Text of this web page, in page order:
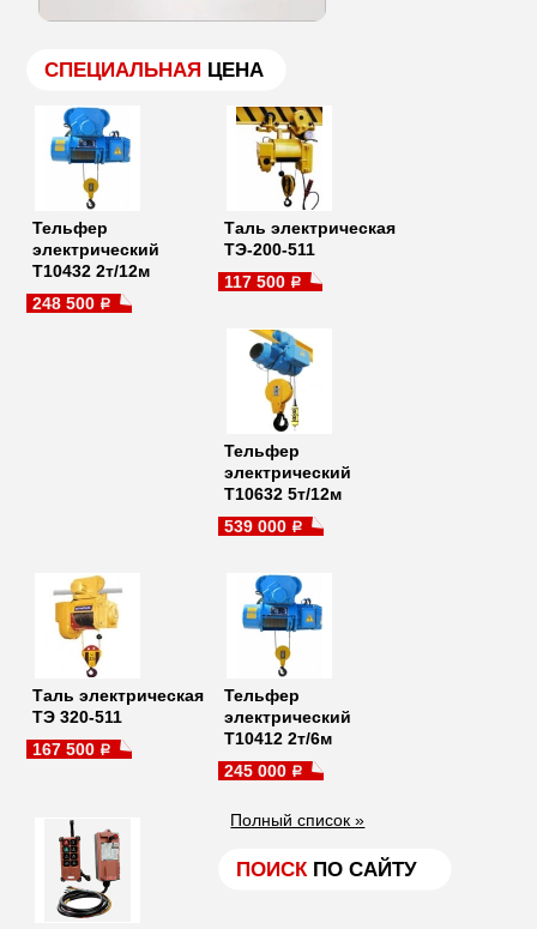
СПЕЦИАЛЬНАЯ ЦЕНА
Тельфер
электрический
Т10432 2т/12м
248 500 a
Таль электрическая
ТЭ-200-511
117 500 a
Тельфер
электрический
Т10632 5т/12м
539 000 a
Таль электрическая
ТЭ 320-511
167 500 a
Тельфер
электрический
Т10412 2т/6м
245 000 a
Полный список »
ПОИСКПО САЙТУ